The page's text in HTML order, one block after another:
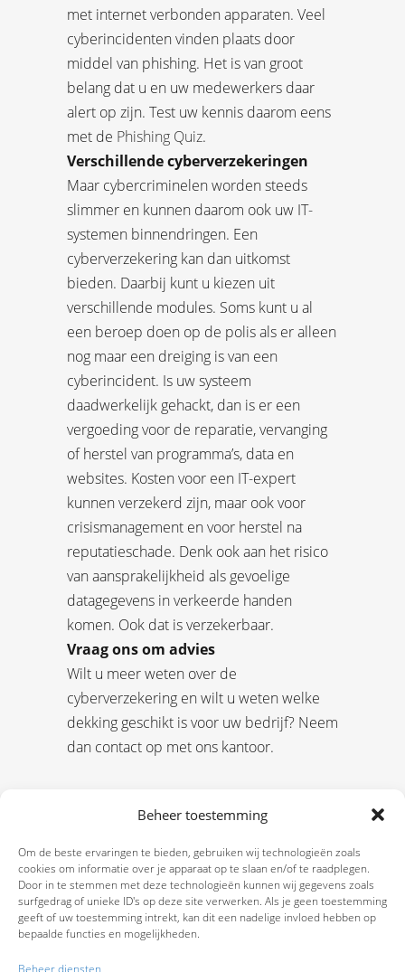
Beheer toestemming
Om de beste ervaringen te bieden, gebruiken wij technologieën zoals
cookies om informatie over je apparaat op te slaan en/of te raadplegen.
Door in te stemmen met deze technologieën kunnen wij gegevens zoals
surfgedrag of unieke ID's op deze site verwerken. Als je geen toestemming
geeft of uw toestemming intrekt, kan dit een nadelige invloed hebben op
bepaalde functies en mogelijkheden.
Beheer diensten
met internet verbonden apparaten. Veel
cyberincidenten vinden plaats door
middel van phishing. Het is van groot
belang dat u en uw medewerkers daar
alert op zijn. Test uw kennis daarom eens
met de Phishing Quiz.
Verschillende cyberverzekeringen
Maar cybercriminelen worden steeds
slimmer en kunnen daarom ook uw IT-
systemen binnendringen. Een
cyberverzekering kan dan uitkomst
bieden. Daarbij kunt u kiezen uit
verschillende modules. Soms kunt u al
een beroep doen op de polis als er alleen
nog maar een dreiging is van een
cyberincident. Is uw systeem
daadwerkelijk gehackt, dan is er een
vergoeding voor de reparatie, vervanging
of herstel van programma’s, data en
websites. Kosten voor een IT-expert
kunnen verzekerd zijn, maar ook voor
crisismanagement en voor herstel na
reputatieschade. Denk ook aan het risico
van aansprakelijkheid als gevoelige
datagegevens in verkeerde handen
komen. Ook dat is verzekerbaar.
Vraag ons om advies
Wilt u meer weten over de
cyberverzekering en wilt u weten welke
dekking geschikt is voor uw bedrijf? Neem
dan contact op met ons kantoor.